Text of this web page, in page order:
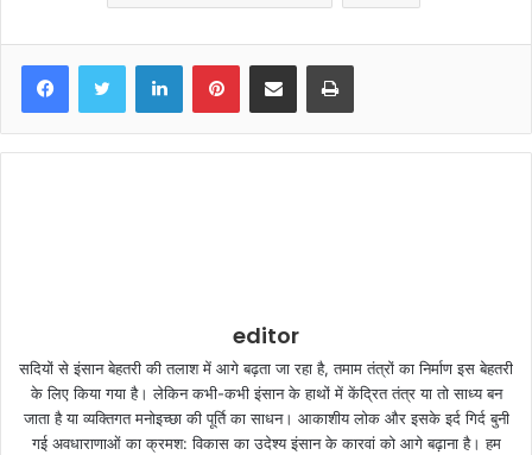
editor
सदियों से इंसान बेहतरी की तलाश में आगे बढ़ता जा रहा है, तमाम तंत्रों का निर्माण इस बेहतरी
के लिए किया गया है। लेकिन कभी-कभी इंसान के हाथों में केंद्रित तंत्र या तो साध्य बन
जाता है या व्यक्तिगत मनोइच्छा की पूर्ति का साधन। आकाशीय लोक और इसके इर्द गिर्द बुनी
गई अवधाराणाओं का क्रमश: विकास का उदेश्य इंसान के कारवां को आगे बढ़ाना है। हम